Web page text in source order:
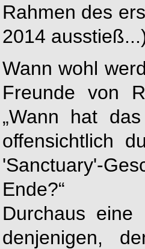
Rahmen des
2014
Wann wohl
Freunde von
„Wann hat
offensichtlich
'Sanctuary'-
Ende?“
Durchaus eine
denjenigen,